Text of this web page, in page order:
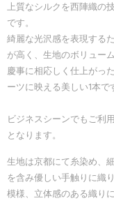
上質なシルクを西陣織の
です。
綺麗な光沢感を表現するた
が高く、生地のボリュー
慶事に相応しく仕上がっ
ーツに映える美しい1本で
ビジネスシーンでもご利
となります。
生地は京都にて糸染め、
を含み優しい手触りに織
模様、立体感のある織り